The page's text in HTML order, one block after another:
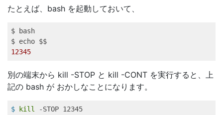
たとえば、bash を起動しておいて、
$ bash
12345
別の端末から kill -STOP と kill -CONT を実行すると、上
記の bash が おかしなことになります。
$ kill -STOP 12345